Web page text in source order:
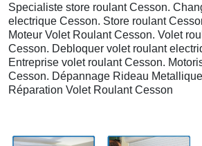
Specialiste store roulant Cesson.
electrique Cesson. Store roulant
Moteur Volet Roulant Cesson. Volet
Cesson. Debloquer volet roulant
Entreprise volet roulant Cesson.
Cesson. Dépannage Rideau
Réparation Volet Roulant Cesson